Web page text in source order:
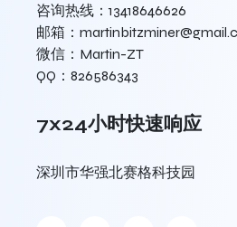
咨询热线：13418646626
邮箱：
微信：Martin-ZT
QQ：826586343
7x24小时快速响应
深圳市华强北赛格科技园